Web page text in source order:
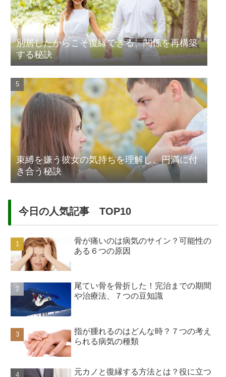
別居したからこそ復縁できる、関係を再構築
する秘訣
束縛を嫌う彼女の気持ちを理解し、円満に付
き合う秘訣
今日の人気記事 TOP10
骨が痛いのは病気のサイン？可能性の
ある６つの原因
尾てい骨を骨折した！完治までの期間
や治療法、７つの豆知識
指が腫れるのはどんな時？７つの考え
られる病気の種類
元カノと復縁する方法とは？役に立つ